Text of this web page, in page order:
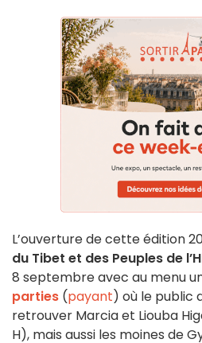
L’ouverture de cette édition
du Tibet et des Peuples de
8 septembre avec au menu
parties (payant) où le public
retrouver Marcia et Liouba
H), mais aussi les moines de